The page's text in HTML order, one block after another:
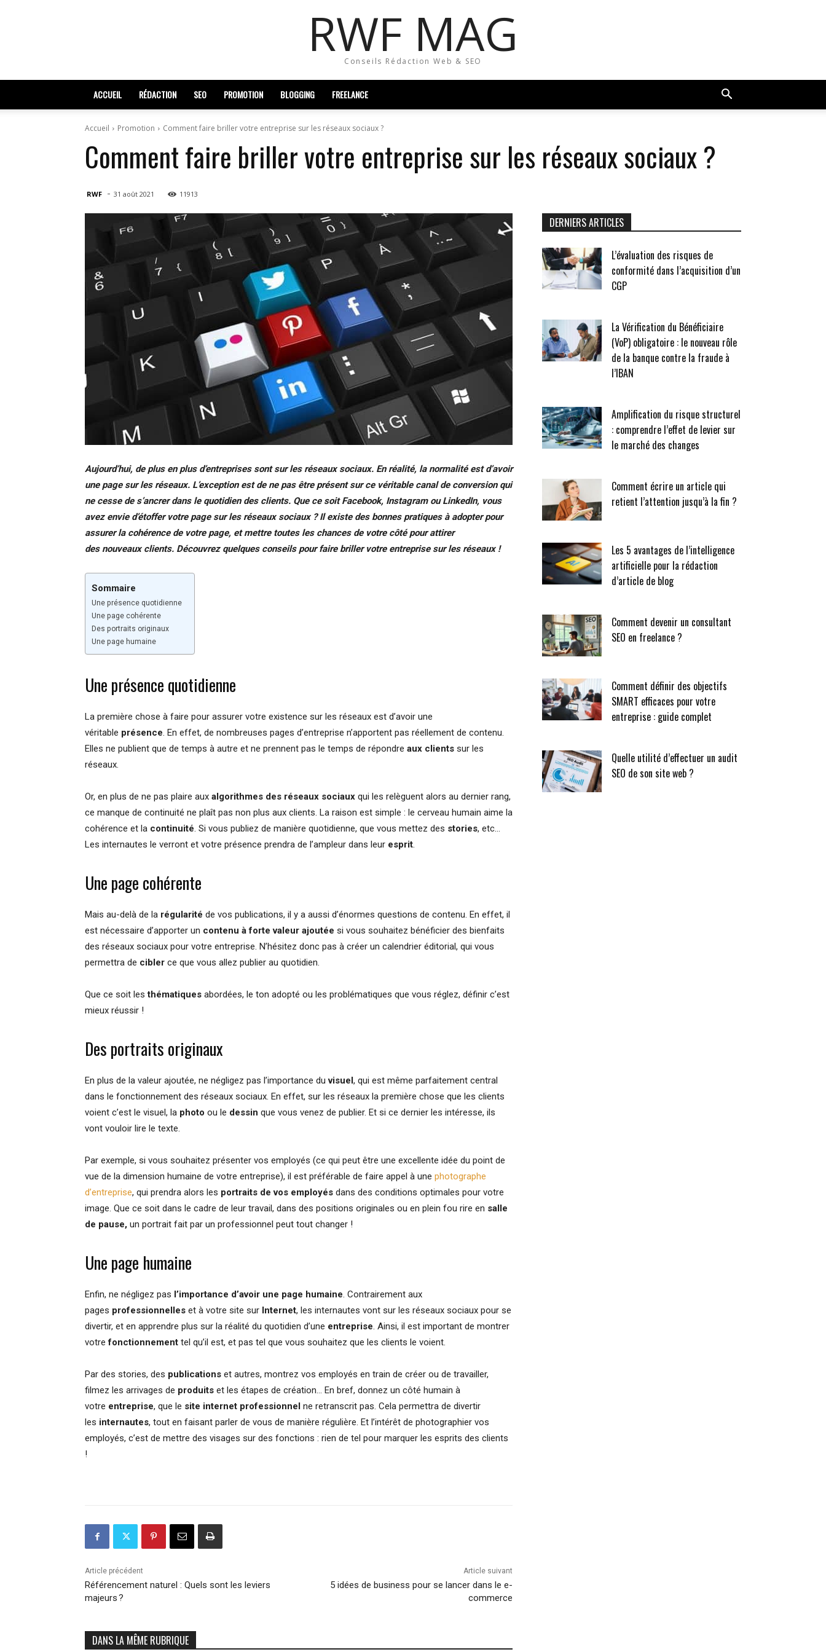
RWF MAG
Conseils Rédaction Web & SEO
ACCUEIL RÉDACTION SEO PROMOTION BLOGGING FREELANCE
Accueil Promotion Comment faire briller votre entreprise sur les réseaux sociaux ?
Comment faire briller votre entreprise sur les réseaux sociaux ?
RWF - 31 août 2021 11913
Aujourd’hui, de plus en plus d’entreprises sont sur les réseaux sociaux. En réalité, la normalité est d’avoir
une page sur les réseaux. L’exception est de ne pas être présent sur ce véritable canal de conversion qui
ne cesse de s’ancrer dans le quotidien des clients. Que ce soit Facebook, Instagram ou LinkedIn, vous
avez envie d’étoffer votre page sur les réseaux sociaux ? Il existe des bonnes pratiques à adopter pour
assurer la cohérence de votre page, et mettre toutes les chances de votre côté pour attirer
des nouveaux clients. Découvrez quelques conseils pour faire briller votre entreprise sur les réseaux !
Sommaire
Une présence quotidienne
Une page cohérente
Des portraits originaux
Une page humaine
Une présence quotidienne
La première chose à faire pour assurer votre existence sur les réseaux est d’avoir une
véritable présence. En effet, de nombreuses pages d’entreprise n’apportent pas réellement de contenu.
Elles ne publient que de temps à autre et ne prennent pas le temps de répondre aux clients sur les
réseaux.
Or, en plus de ne pas plaire aux algorithmes des réseaux sociaux qui les relèguent alors au dernier rang,
ce manque de continuité ne plaît pas non plus aux clients. La raison est simple : le cerveau humain aime la
cohérence et la continuité. Si vous publiez de manière quotidienne, que vous mettez des stories, etc…
Les internautes le verront et votre présence prendra de l’ampleur dans leur esprit.
Une page cohérente
Mais au-delà de la régularité de vos publications, il y a aussi d’énormes questions de contenu. En effet, il
est nécessaire d’apporter un contenu à forte valeur ajoutée si vous souhaitez bénéficier des bienfaits
des réseaux sociaux pour votre entreprise. N’hésitez donc pas à créer un calendrier éditorial, qui vous
permettra de cibler ce que vous allez publier au quotidien.
Que ce soit lesthématiques abordées, le ton adopté ou les problématiques que vous réglez, définir c’est
mieux réussir !
Des portraits originaux
En plus de la valeur ajoutée, ne négligez pas l’importance duvisuel, qui est même parfaitement central
dans le fonctionnement des réseaux sociaux. En effet, sur les réseaux la première chose que les clients
voient c’est le visuel, la photo ou le dessin que vous venez de publier. Et si ce dernier les intéresse, ils
vont vouloir lire le texte.
Par exemple, si vous souhaitez présenter vos employés (ce qui peut être une excellente idée du point de
vue de la dimension humaine de votre entreprise), il est préférable de faire appel à une photographe
d’entreprise, qui prendra alors les portraits de vos employés dans des conditions optimales pour votre
image. Que ce soit dans le cadre de leur travail, dans des positions originales ou en plein fou rire en salle
de pause, un portrait fait par un professionnel peut tout changer !
Une page humaine
Enfin, ne négligez pas l’importance d’avoir une page humaine. Contrairement aux
pages professionnelles et à votre site sur Internet, les internautes vont sur les réseaux sociaux pour se
divertir, et en apprendre plus sur la réalité du quotidien d’une entreprise. Ainsi, il est important de montrer
votrefonctionnement tel qu’il est, et pas tel que vous souhaitez que les clients le voient.
Par des stories, des publications et autres, montrez vos employés en train de créer ou de travailler,
filmez les arrivages de produits et les étapes de création… En bref, donnez un côté humain à
votre entreprise, que le site internet professionnel ne retranscrit pas. Cela permettra de divertir
les internautes, tout en faisant parler de vous de manière régulière. Et l’intérêt de photographier vos
employés, c’est de mettre des visages sur des fonctions : rien de tel pour marquer les esprits des clients
!
Article précédent
Référencement naturel : Quels sont les leviers
majeurs ?
Article suivant
5 idées de business pour se lancer dans le e-
commerce
DANS LA MÊME RUBRIQUE
DERNIERS ARTICLES
L’évaluation des risques de
conformité dans l’acquisition d’un
CGP
La Vérification du Bénéficiaire
(VoP) obligatoire : le nouveau rôle
de la banque contre la fraude à
l’IBAN
Amplification du risque structurel
: comprendre l’effet de levier sur
le marché des changes
Comment écrire un article qui
retient l’attention jusqu’à la fin ?
Les 5 avantages de l’intelligence
artificielle pour la rédaction
d’article de blog
Comment devenir un consultant
SEO en freelance ?
Comment définir des objectifs
SMART efficaces pour votre
entreprise : guide complet
Quelle utilité d’effectuer un audit
SEO de son site web ?